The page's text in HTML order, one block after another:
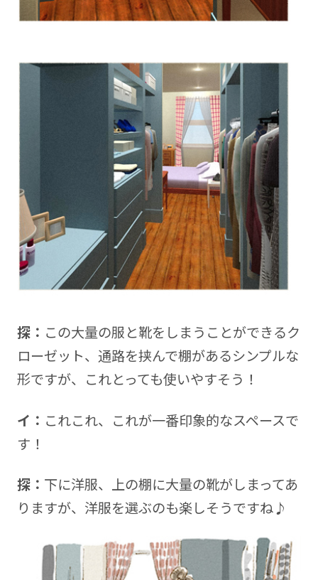
探： この大量の服と靴をしまうことができるク
ローゼット、通路を挟んで棚があるシンプルな
形ですが、これとっても使いやすそう！
イ： これこれ、これが一番印象的なスペースで
す！
探： 下に洋服、上の棚に大量の靴がしまってあ
りますが、洋服を選ぶのも楽しそうですね♪